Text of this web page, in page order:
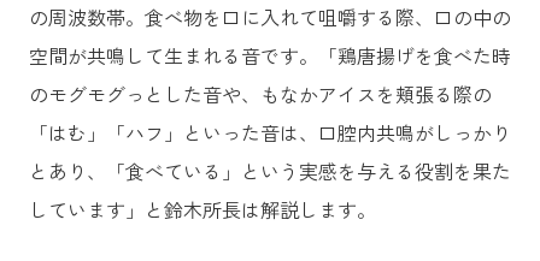
の周波数帯。食べ物を口に入れて咀嚼する際、口の中の
空間が共鳴して生まれる音です。「鶏唐揚げを食べた時
のモグモグっとした音や、もなかアイスを頬張る際の
「はむ」「ハフ」といった音は、口腔内共鳴がしっかり
とあり、「食べている」という実感を与える役割を果た
しています」と鈴木所長は解説します。